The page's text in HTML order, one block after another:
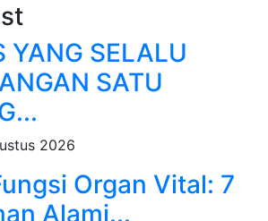
YANG SELALU
SATU
2026
Organ Vital: 7
Alami...